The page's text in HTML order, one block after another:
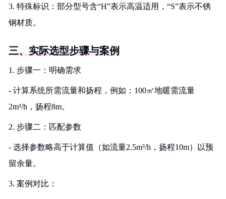
3. 特殊标识：部分型号含“H”表示高温适用，“S”表示不锈
钢材质。
三、实际选型步骤与案例
1. 步骤一：明确需求
- 计算系统所需流量和扬程，例如：100㎡地暖需流量
2m³/h，扬程8m。
2. 步骤二：匹配参数
- 选择参数略高于计算值（如流量2.5m³/h，扬程10m）以预
留余量。
3. 案例对比：